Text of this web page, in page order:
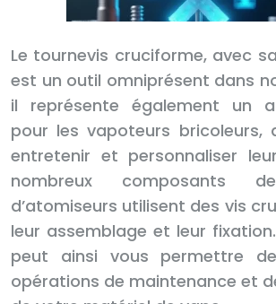
Le tournevis cruciforme, avec
est un outil omniprésent dans
il représente également un
pour les vapoteurs bricoleurs,
entretenir et personnaliser
nombreux composants
d’atomiseurs utilisent des vis
leur assemblage et leur
peut ainsi vous permettre
opérations de maintenance et